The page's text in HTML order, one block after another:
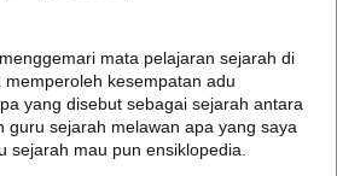
mata pelajaran sejarah di
kesempatan adu
yang disebut sebagai sejarah antara
guru sejarah melawan apa yang saya
sejarah mau pun ensiklopedia.